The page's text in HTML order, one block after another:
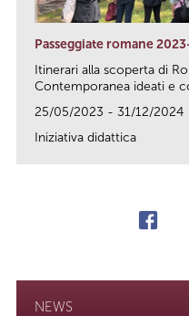
Passeggiate romane
Itinerari alla scoperta di
Contemporanea ideati e
25/05/2023 - 31/12/2024
Iniziativa didattica
NEWS